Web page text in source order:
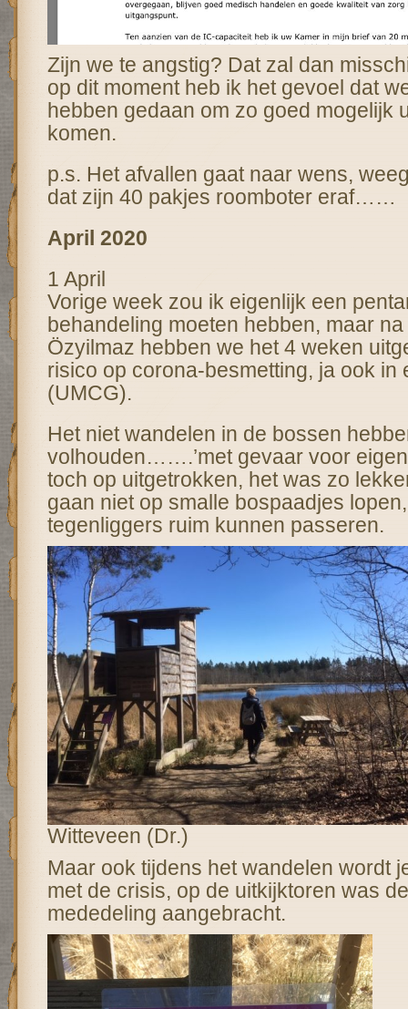
Zijn we te angstig? Dat zal dan
op dit moment heb ik het gevoel dat
hebben gedaan om zo goed mogelijk
komen.
p.s. Het afvallen gaat naar wens,
dat zijn 40 pakjes roomboter eraf……
April 2020
1 April
Vorige week zou ik eigenlijk een
behandeling moeten hebben, maar
Özyilmaz hebben we het 4 weken
risico op corona-besmetting, ja ook in
(UMCG).
Het niet wandelen in de bossen
volhouden…….’met gevaar voor eigen
toch op uitgetrokken, het was zo
gaan niet op smalle bospaadjes
tegenliggers ruim kunnen passeren.
Witteveen (Dr.)
Maar ook tijdens het wandelen wordt
met de crisis, op de uitkijktoren was
mededeling aangebracht.